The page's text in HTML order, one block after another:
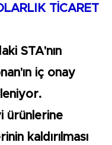
TİCARET
STA'nın
iç onay
ürünlerine
kaldırılması